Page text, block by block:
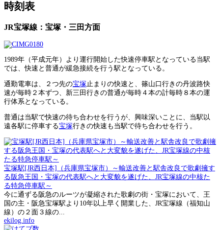
時刻表
JR宝塚線：宝塚・三田方面
1989年（平成元年）より運行開始した快速停車駅となっている当駅
では、快速と普通が緩急接続を行う駅となっている。
通勤電車は、２つ先の宝塚止まりの快速と、篠山口行きの丹波路快
速が毎時２本ずつ、新三田行きの普通が毎時４本の計毎時８本の運
行体系となっている。
普通は当駅で快速の待ち合わせを行うが、興味深いことに、当駅以
遠各駅に停車する宝塚行きの快速も当駅で待ち合わせを行う。
宝塚駅[JR西日本]（兵庫県宝塚市）～輸送改善と駅舎改良で歌劇擁す
る阪急王国・宝塚の代表駅へと大変貌を遂げた、JR宝塚線の中核た
る特急停車駅～
今に通ずる阪急のルーツが凝縮された歌劇の街・宝塚において、王
国の主・阪急宝塚駅より10年以上早く開業した、JR宝塚線（福知山
線）の２面３線の...
ekilog.info